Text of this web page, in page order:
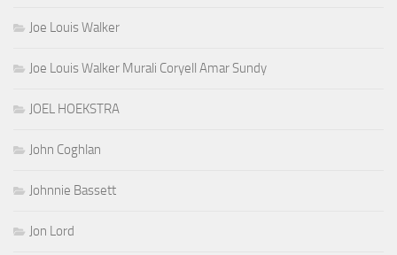
Joe Louis Walker
Joe Louis Walker Murali Coryell Amar Sundy
JOEL HOEKSTRA
John Coghlan
Johnnie Bassett
Jon Lord